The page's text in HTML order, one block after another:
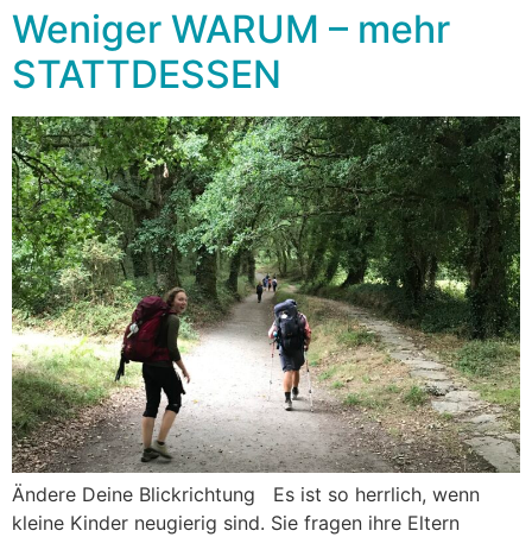
Weniger WARUM – mehr
STATTDESSEN
Ändere Deine Blickrichtung Es ist so herrlich, wenn
kleine Kinder neugierig sind. Sie fragen ihre Eltern